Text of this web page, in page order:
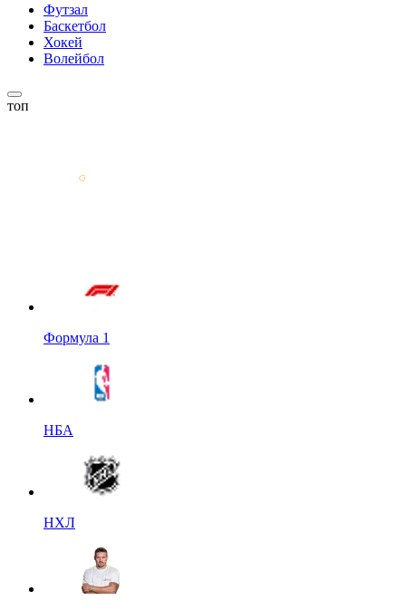
Футзал
Баскетбол
Хокей
Волейбол
топ
Формула 1
НБА
НХЛ